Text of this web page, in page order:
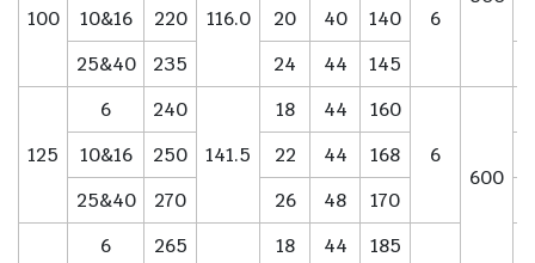
100
116.0
6
10&16 220 20 40
140
25&40
235 24 44 145
125
6
240
141.5
18 44
160
6
600
10&16 250 22 44
168
25&40
270 26 48 170
6
265
18 44
185